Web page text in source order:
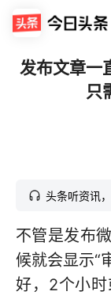
发布文章一
只
头条听资讯
不管是发布
候就会显示“
好，2个小